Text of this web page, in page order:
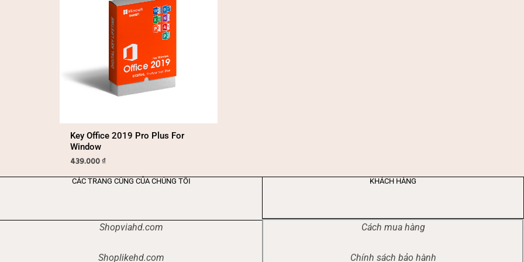
Key Office 2019 Pro Plus For
Window
439.000₫
CÁC TRANG CÙNG CỦA CHÚNG TÔI
Shopviahd.com
Shoplikehd.com
KHÁCH HÀNG
Cách mua hàng
Chính sách bảo hành